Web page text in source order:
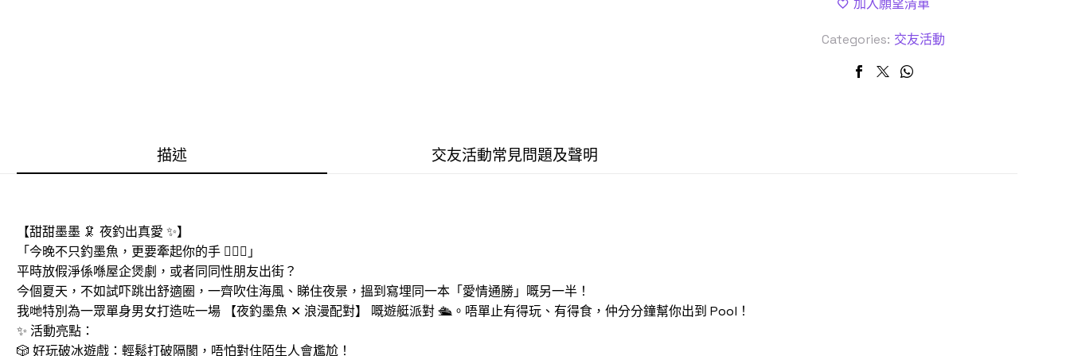
加入願望清單
Categories: 交友活動
描述 交友活動常見問題及聲明
【甜甜墨墨 🦑 夜釣出真愛 ✨】
「今晚不只釣墨魚，更要牽起你的手 👩‍❤️‍👨」
平時放假淨係喺屋企煲劇，或者同同性朋友出街？
今個夏天，不如試吓跳出舒適圈，一齊吹住海風、睇住夜景，搵到寫埋同一本「愛情通勝」嘅另一半！
我哋特別為一眾單身男女打造咗一場 【夜釣墨魚 ✕ 浪漫配對】 嘅遊艇派對 🛳️。唔單止有得玩、有得食，仲分分鐘幫你出到 Pool！
✨ 活動亮點：
🎲 好玩破冰遊戲：輕鬆打破隔閡，唔怕對住陌生人會尷尬！